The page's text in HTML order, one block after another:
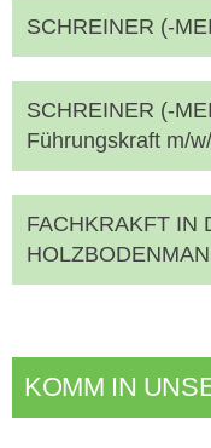
SCHREINER (-
SCHREINER (-
Führungskraft m/
FACHKRAKFT IN
KOMM IN